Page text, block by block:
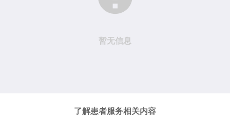
暂无信息
了解患者服务相关内容